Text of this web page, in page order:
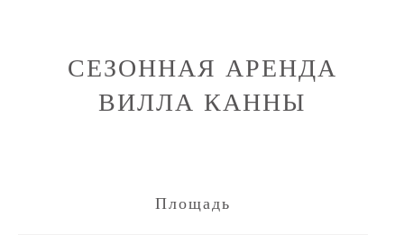
СЕЗОННАЯ АРЕНДА
ВИЛЛА КАННЫ
Площадь